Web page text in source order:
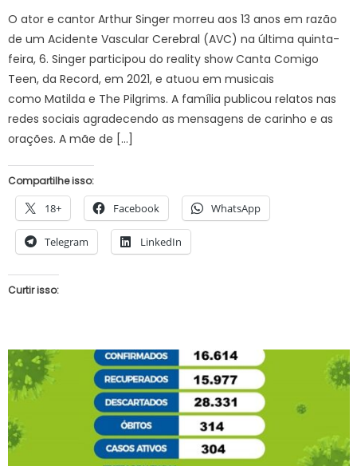
O ator e cantor Arthur Singer morreu aos 13 anos em razão
de um Acidente Vascular Cerebral (AVC) na última quinta-
feira, 6. Singer participou do reality show Canta Comigo
Teen, da Record, em 2021, e atuou em musicais
como Matilda e The Pilgrims. A família publicou relatos nas
redes sociais agradecendo as mensagens de carinho e as
orações. A mãe de […]
Compartilhe isso:
18+ Facebook WhatsApp
Telegram LinkedIn
Curtir isso: